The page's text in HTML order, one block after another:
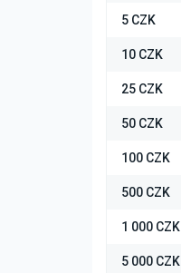
5 CZK
10 CZK
25 CZK
50 CZK
100 CZK
500 CZK
1 000 CZK
5 000 CZK